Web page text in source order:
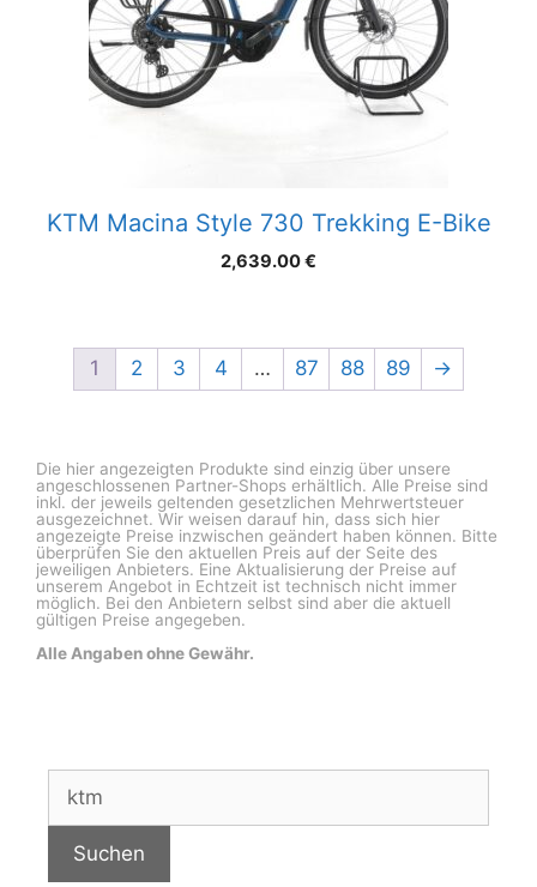
KTM Macina Style 730 Trekking E-Bike
2,639.00€
1 2 3 4 … 87 88 89 →
Die hier angezeigten Produkte sind einzig über unsere
angeschlossenen Partner-Shops erhältlich. Alle Preise sind
inkl. der jeweils geltenden gesetzlichen Mehrwertsteuer
ausgezeichnet. Wir weisen darauf hin, dass sich hier
angezeigte Preise inzwischen geändert haben können. Bitte
überprüfen Sie den aktuellen Preis auf der Seite des
jeweiligen Anbieters. Eine Aktualisierung der Preise auf
unserem Angebot in Echtzeit ist technisch nicht immer
möglich. Bei den Anbietern selbst sind aber die aktuell
gültigen Preise angegeben.
Alle Angaben ohne Gewähr.
nach:
Suchen